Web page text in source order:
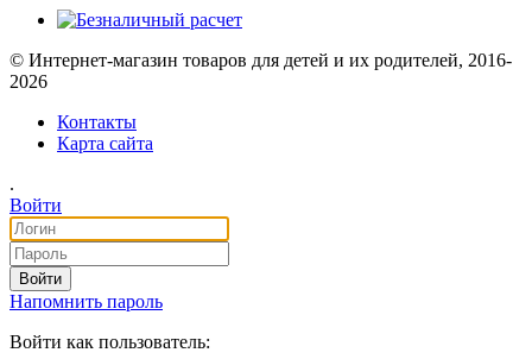
© Интернет-магазин товаров для детей и их родителей, 2016-
2026
Контакты
Карта сайта
.
Войти
Войти
Напомнить пароль
Войти как пользователь: